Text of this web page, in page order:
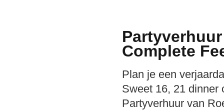
Complete
Plan je een
Sweet 16, 21 dinner
Partyverhuur van